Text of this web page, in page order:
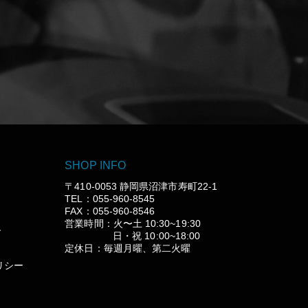
シー
SHOP INFO
〒410-0053 静岡県沼津市寿町22-1
TEL：055-960-8545
FAX：055-960-8546
営業時間：火〜土 10:30~19:30
日・祝 10:00~18:00
定休日：毎週月曜、第二火曜